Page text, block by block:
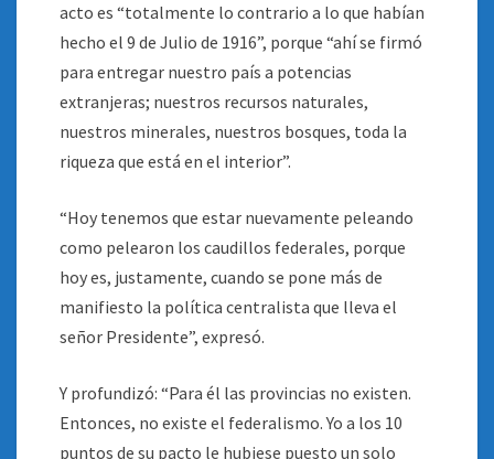
acto es “totalmente lo contrario a lo que habían
hecho el 9 de Julio de 1916”, porque “ahí se firmó
para entregar nuestro país a potencias
extranjeras; nuestros recursos naturales,
nuestros minerales, nuestros bosques, toda la
riqueza que está en el interior”.
“Hoy tenemos que estar nuevamente peleando
como pelearon los caudillos federales, porque
hoy es, justamente, cuando se pone más de
manifiesto la política centralista que lleva el
señor Presidente”, expresó.
Y profundizó: “Para él las provincias no existen.
Entonces, no existe el federalismo. Yo a los 10
puntos de su pacto le hubiese puesto un solo